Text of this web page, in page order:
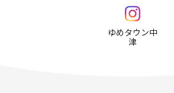
ゆめタウン中
津